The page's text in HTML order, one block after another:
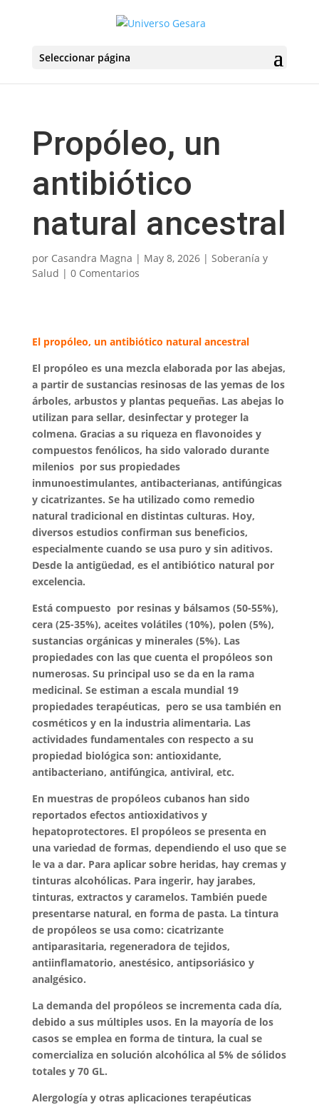
Seleccionar página
Propóleo, un
antibiótico
natural ancestral
por Casandra Magna | May 8, 2026| Soberanía y
Salud | 0 Comentarios
El propóleo, un antibiótico natural ancestral
El propóleo es una mezcla elaborada por las abejas,
a partir de sustancias resinosas de las yemas de los
árboles, arbustos y plantas pequeñas. Las abejas lo
utilizan para sellar, desinfectar y proteger la
colmena. Gracias a su riqueza en flavonoides y
compuestos fenólicos, ha sido valorado durante
milenios por sus propiedades
inmunoestimulantes, antibacterianas, antifúngicas
y cicatrizantes. Se ha utilizado como remedio
natural tradicional en distintas culturas. Hoy,
diversos estudios confirman sus beneficios,
especialmente cuando se usa puro y sin aditivos.
Desde la antigüedad, es el antibiótico natural por
excelencia.
Está compuesto por resinas y bálsamos (50-55%),
cera (25-35%), aceites volátiles (10%), polen (5%),
sustancias orgánicas y minerales (5%). Las
propiedades con las que cuenta el propóleos son
numerosas. Su principal uso se da en la rama
medicinal. Se estiman a escala mundial 19
propiedades terapéuticas, pero se usa también en
cosméticos y en la industria alimentaria. Las
actividades fundamentales con respecto a su
propiedad biológica son: antioxidante,
antibacteriano, antifúngica, antiviral, etc.
En muestras de propóleos cubanos han sido
reportados efectos antioxidativos y
hepatoprotectores. El propóleos se presenta en
una variedad de formas, dependiendo el uso que se
le va a dar. Para aplicar sobre heridas, hay cremas y
tinturas alcohólicas. Para ingerir, hay jarabes,
tinturas, extractos y caramelos. También puede
presentarse natural, en forma de pasta. La tintura
de propóleos se usa como: cicatrizante
antiparasitaria, regeneradora de tejidos,
antiinflamatorio, anestésico, antipsoriásico y
analgésico.
La demanda del propóleos se incrementa cada día,
debido a sus múltiples usos. En la mayoría de los
casos se emplea en forma de tintura, la cual se
comercializa en solución alcohólica al 5% de sólidos
totales y 70 GL.
Alergología y otras aplicaciones terapéuticas